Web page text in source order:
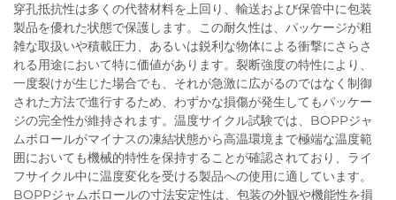
穿孔抵抗性は多くの代替材料を上回り、輸送および保管中に包装
製品を優れた状態で保護します。この耐久性は、パッケージが粗
雑な取扱いや積載圧力、あるいは鋭利な物体による衝撃にさらさ
れる用途において特に価値があります。裂断強度の特性により、
一度裂けが生じた場合でも、それが急激に広がるのではなく制御
された方法で進行するため、わずかな損傷が発生してもパッケー
ジの完全性が維持されます。温度サイクル試験では、BOPPジャ
ムボロールがマイナスの凍結状態から高温環境まで極端な温度範
囲においても機械的特性を保持することが確認されており、ライ
フサイクル中に温度変化を受ける製品への使用に適しています。
BOPPジャムボロールの寸法安定性は、包装の外観や機能性を損